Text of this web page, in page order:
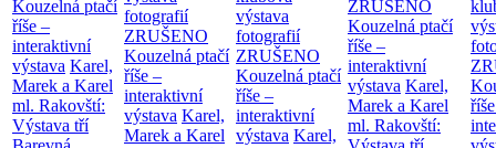
Kouzelná ptačí
říše –
interaktivní
výstava Karel,
Marek a Karel
ml. Rakovští:
Výstava tří
fotografií
ZRUŠENO
Kouzelná ptačí
říše –
interaktivní
výstava Karel,
Marek a Karel
výstava
fotografií
ZRUŠENO
Kouzelná ptačí
říše –
interaktivní
výstava Karel,
ZRUŠENO
Kouzelná ptačí
říše –
interaktivní
výstava Karel,
Marek a Karel
ml. Rakovští: